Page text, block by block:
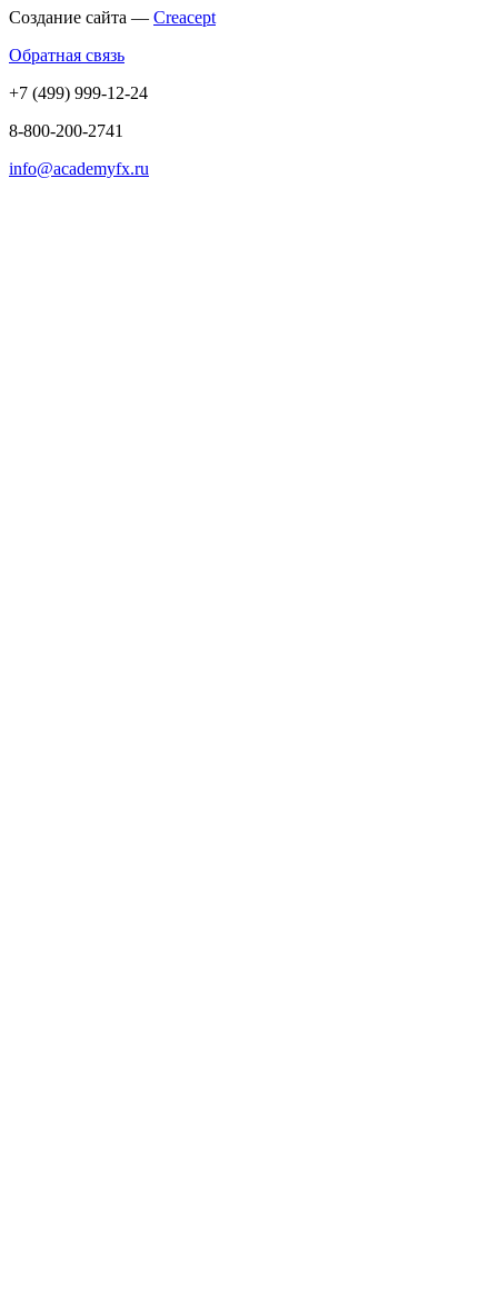
Создание сайта — Creacept
Обратная связь
+7 (499) 999-12-24
8-800-200-2741
info@academyfx.ru